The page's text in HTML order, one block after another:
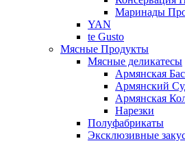
Маринады
YAN
te Gusto
Мясные Продукты
Мясные деликатесы
Армянская
Армянский
Армянская
Нарезки
Полуфабрикаты
Эксклюзивные